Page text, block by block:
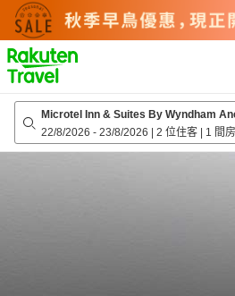
to
top
page
Microtel Inn & Suites By Wyndham
Baymont Inn & Sts by Wyndham
22/8/2026 - 23/8/2026 | 2 位住客 | 1 間房